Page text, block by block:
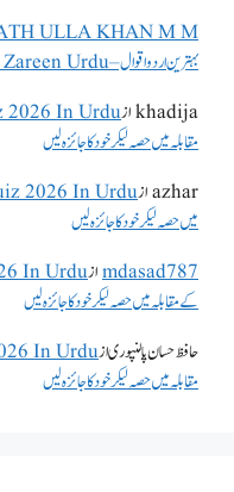
ULLA KHAN M M
بہترین اردو اقوال – Aqwal e Zareen Urdu
khadijaاز
مقابلہ میں حصہ لیکر خود کا جائزہ لیں
azharاز
میں حصہ لیکر خود کا جائزہ لیں
mdasad787از
کے مقابلہ میں حصہ لیکر خود کا جائزہ لیں
حافظ حسان پالنپوریاز
مقابلہ میں حصہ لیکر خود کا جائزہ لیں